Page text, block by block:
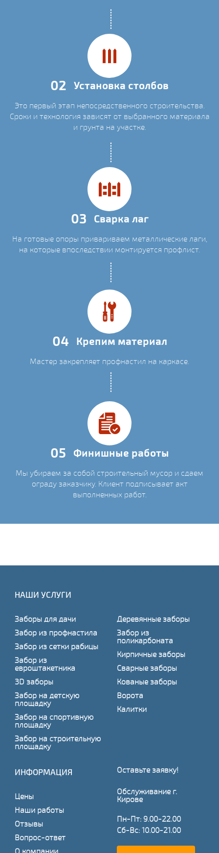
02 Установка столбов
Это первый этап непосредственного строительства.
Сроки и технология зависят от выбранного материала
и грунта на участке.
03 Сварка лаг
На готовые опоры привариваем металлические лаги,
на которые впоследствии монтируется профлист.
04 Крепим материал
Мастер закрепляет профнастил на каркасе.
05 Финишные работы
Мы убираем за собой строительный мусор и сдаем
ограду заказчику. Клиент подписывает акт
выполненных работ.
НАШИ УСЛУГИ
Заборы для дачи
Забор из профнастила
Забор из сетки рабицы
Забор из
евроштакетника
3D заборы
Забор на детскую
площадку
Забор на спортивную
площадку
Забор на строительную
площадку
Деревянные заборы
Забор из
поликарбоната
Кирпичные заборы
Сварные заборы
Кованые заборы
Ворота
Калитки
ИНФОРМАЦИЯ
Цены
Наши работы
Отзывы
Вопрос-ответ
Оставьте заявку!
Обслуживание г.
Кирове
Пн-Пт: 9.00-22.00
Сб-Вс: 10.00-21.00